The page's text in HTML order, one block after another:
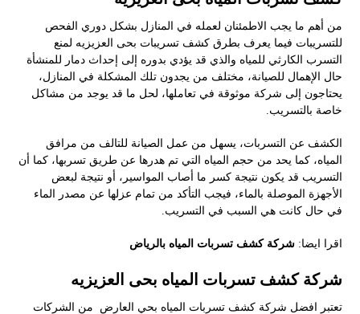
من أهم ما يجب الاطمئنان لعمله في المنازل بشكل دوري الفحص
للتسريبات فيما يعرف بطرق كشف تسريبات بحى العزيزيه لمنع
التسرب الكارثي للمياه والذي قد يؤدي بدوره إلى إحداث دمار للمنشأة
حال الإهمال للصيانة، مختلف من يجدون تلك المشكلة في المنازل،
يحتاجون إلى شركة موثوقة في تعاملها، لحل ما قد يوجد من مشاكل
خاصة بالتسريب.
الكشف عن التسربات، يسهل من عمل الصيانة للتالف من مرافق
المياه، كما يحد من حجم المياه التي تم هدرها عن طريق تسربها، كما أن
التسريب قد يكون نتيجة كسر ما أصاب المواسير، أو نتيجة لبعض
الأجهزة الموصلة بالماء، فيجب التأكد من تمام عزلها عن مصدر الماء
في حال كانت هي السبب في التسريب.
اقرا ايضا:شركة كشف تسربات المياه بالرياض
شركة كشف تسربات المياه بحى العزيزيه
تعتبر افضل شركة كشف تسربات المياه بحي العارض من الشركات